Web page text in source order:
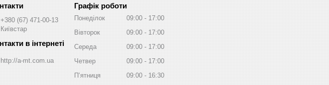
+380 (67) 471-00-13
Київстар
http://a-mt.com.ua
Графік роботи
Понеділок 09:00
17:00
Вівторок
09:00
17:00
Середа
09:00
17:00
Четвер
09:00
17:00
Пʼятниця
09:00
16:30